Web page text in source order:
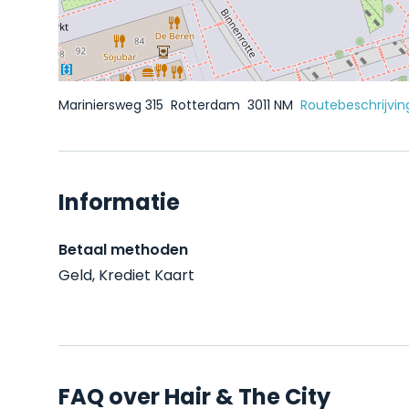
Mariniersweg 315 Rotterdam 3011 NM
Informatie
Betaal methoden
Geld, Krediet Kaart
FAQ over Hair & The City